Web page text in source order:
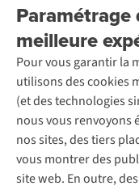
Paramétrage
meilleure
Pour vous garantir la
utilisons des cookies
(et des technologies
nous vous renvoyons
nos sites, des tiers
vous montrer des
site web. En outre,
Retourner
Rétractation d'une
Entretien & réparations
Garantie
Contactez-nous
Entreprise responsable
À propos d’Ayacucho
Nos magasins
À propos d’A.S.Adventure
Déclaration
Location / Location
Seconde-main
Entretien de ski
Service de lavage
Entretien de chaussures
Réparation de chaussures
Réparation de vêtements
Retouches
Découvrez
A.S.Magazine
Explore Camp
Expertise & conseils
Abonnez-vous à la